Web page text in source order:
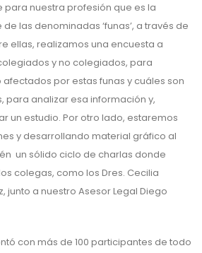
para nuestra profesión que es la
las denominadas ‘funas’, a través de
ellas, realizamos una encuesta a
y no colegiados, para
afectados por estas funas y cuáles son
para analizar esa información y,
un estudio. Por otro lado, estaremos
y desarrollando material gráfico al
un sólido ciclo de charlas donde
colegas, como los Dres. Cecilia
junto a nuestro Asesor Legal Diego
con más de 100 participantes de todo